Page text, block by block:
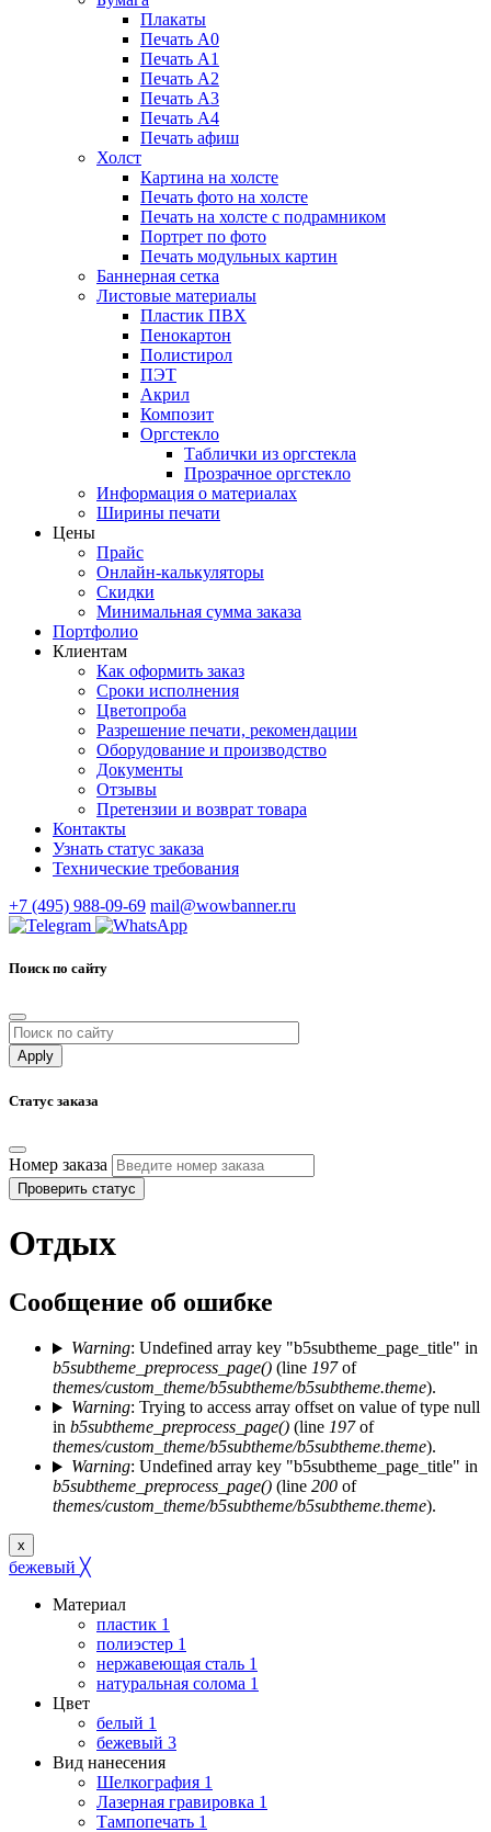
Плакаты
Печать А0
Печать А1
Печать А2
Печать А3
Печать А4
Печать афиш
Холст
Картина на холсте
Печать фото на холсте
Печать на холсте с подрамником
Портрет по фото
Печать модульных картин
Баннерная сетка
Листовые материалы
Пластик ПВХ
Пенокартон
Полистирол
ПЭТ
Акрил
Композит
Оргстекло
Таблички из оргстекла
Прозрачное оргстекло
Информация о материалах
Ширины печати
Цены
Прайс
Онлайн-калькуляторы
Скидки
Минимальная сумма заказа
Портфолио
Клиентам
Как оформить заказ
Сроки исполнения
Цветопроба
Разрешение печати, рекомендации
Оборудование и производство
Документы
Отзывы
Претензии и возврат товара
Контакты
Узнать статус заказа
Технические требования
+7 (495) 988-09-69 mail@wowbanner.ru
Поиск по сайту
Статус заказа
Номер заказа
Проверить статус
Отдых
Сообщение об ошибке
Warning: Undefined array key "b5subtheme_page_title" in
b5subtheme_preprocess_page() (line 197of
themes/custom_theme/b5subtheme/b5subtheme.theme).
Warning: Trying to access array offset on value of type null
in b5subtheme_preprocess_page() (line 197of
themes/custom_theme/b5subtheme/b5subtheme.theme).
Warning: Undefined array key "b5subtheme_page_title" in
b5subtheme_preprocess_page() (line 200 of
themes/custom_theme/b5subtheme/b5subtheme.theme).
x
бежевый ╳
Материал
пластик 1
полиэстер 1
нержавеющая сталь 1
натуральная солома 1
Цвет
белый 1
бежевый 3
Вид нанесения
Шелкография 1
Лазерная гравировка 1
Тампопечать 1